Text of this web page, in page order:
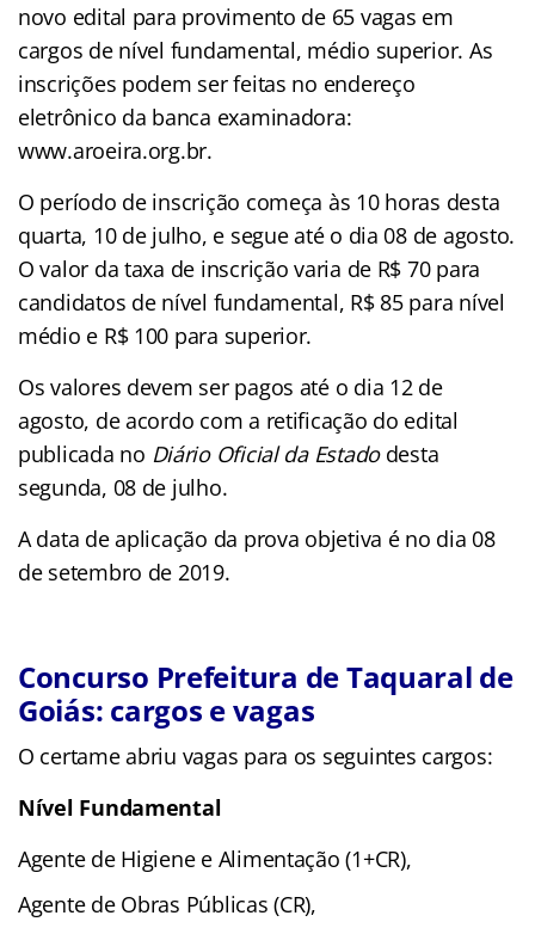
novo edital para provimento de 65 vagas em
cargos de nível fundamental, médio superior. As
inscrições podem ser feitas no endereço
eletrônico da banca examinadora:
www.aroeira.org.br.
O período de inscrição começa às 10 horas desta
quarta, 10 de julho, e segue até o dia 08 de agosto.
O valor da taxa de inscrição varia de R$ 70 para
candidatos de nível fundamental, R$ 85 para nível
médio e R$ 100 para superior.
Os valores devem ser pagos até o dia 12 de
agosto, de acordo com a retificação do edital
publicada no Diário Oficial da Estadodesta
segunda, 08 de julho.
A data de aplicação da prova objetiva é no dia 08
de setembro de 2019.
Concurso Prefeitura de Taquaral de
Goiás: cargos e vagas
O certame abriu vagas para os seguintes cargos:
Nível Fundamental
Agente de Higiene e Alimentação (1+CR),
Agente de Obras Públicas (CR),